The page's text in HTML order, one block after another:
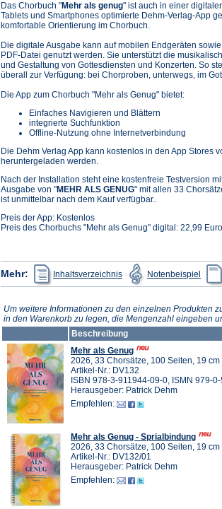
Das Chorbuch "Mehr als genug" ist auch in einer
Tablets und Smartphones optimierte Dehm-Verlag-App
komfortable Orientierung im Chorbuch.
Die digitale Ausgabe kann auf mobilen Endgeräten
PDF-Datei genutzt werden. Sie unterstützt die
und Gestaltung von Gottesdiensten und Konzerten. So
überall zur Verfügung: bei Chorproben, unterwegs, im
Die App zum Chorbuch "Mehr als Genug" bietet:
Einfaches Navigieren und Blättern
integrierte Suchfunktion
Offline-Nutzung ohne Internetverbindung
Die Dehm Verlag App kann kostenlos in den App Stores
heruntergeladen werden.
Nach der Installation steht eine kostenfreie Testversion
Ausgabe von "MEHR ALS GENUG" mit allen 33
ist unmittelbar nach dem Kauf verfügbar..
Preis der App: Kostenlos
Preis des Chorbuchs "Mehr als Genug" digital: 22,99
Mehr: Inhaltsverzeichnis
(Öffnet
in
einem
Tab)
Notenbeispiel
(Öffnet
in
Tab)
Um weitere Informationen zu den einzelnen Produkten
in den Warenkorb zu legen, die Mengenzahl eingeben
Beschreibung
Mehr als Genug
2026, 33 Chorsätze, 100 Seiten, 19
Artikel-Nr.: DV132
ISBN 978-3-911944-09-0, ISMN 979-
Herausgeber: Patrick Dehm
Empfehlen:
Mehr als Genug - Sprialbindung
2026, 33 Chorsätze, 100 Seiten, 19
Artikel-Nr.: DV132/01
Herausgeber: Patrick Dehm
Empfehlen: